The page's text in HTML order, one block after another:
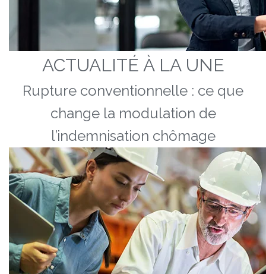
ACTUALITÉ À LA UNE
Rupture conventionnelle : ce que
change la modulation de
l’indemnisation chômage